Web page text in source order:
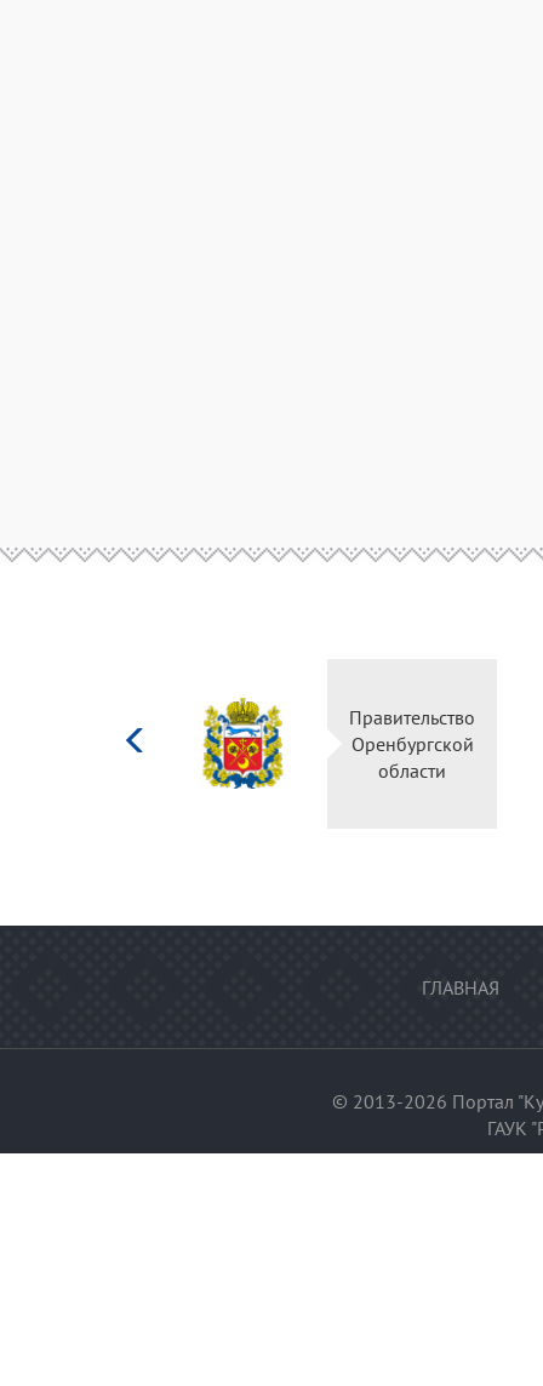
Правительство
Оренбургской
области
ГЛАВНАЯ
© 2013-2026 Портал
ГАУК